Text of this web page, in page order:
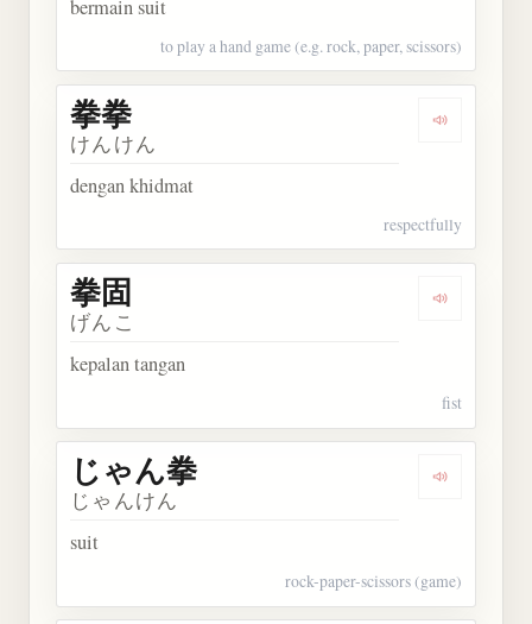
bermain suit
to play a hand game (e.g. rock, paper, scissors)
Dengarkan
拳拳
けんけん
dengan khidmat
respectfully
Dengarkan
拳固
げんこ
kepalan tangan
fist
Dengarkan
じゃん拳
じゃんけん
suit
rock-paper-scissors (game)